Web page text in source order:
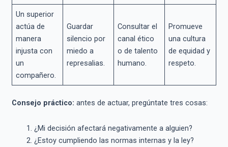
Un superior
actúa de
manera
injusta con
un
compañero.
Guardar
silencio por
miedo a
represalias.
Consultar el
canal ético
o de talento
humano.
Promueve
una cultura
de equidad y
respeto.
Consejo práctico: antes de actuar, pregúntate tres cosas:
¿Mi decisión afectará negativamente a alguien?
¿Estoy cumpliendo las normas internas y la ley?